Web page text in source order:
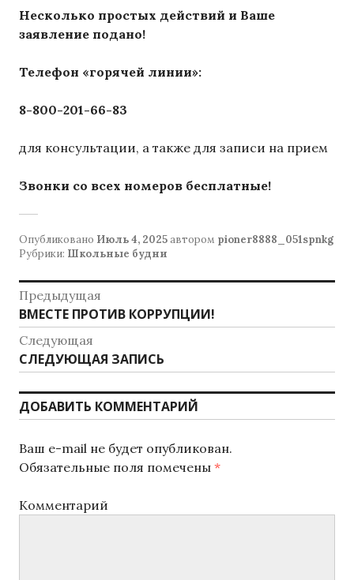
Несколько простых действий и Ваше
заявление подано!
Телефон «горячей линии»:
8-800-201-66-83
для консультации, а также для записи на прием
Звонки со всех номеров бесплатные!
Опубликовано Июль 4, 2025автором pioner8888_051spnkg
Рубрики: Школьные будни
Н
а
в
и
г
а
ц
и
я
Предыдущая
П
р
е
д
ы
д
щ
а
з
ВМЕСТЕ ПРОТИВ КОРРУПЦИИ!
Следующая
С
л
е
д
ю
щ
я
СЛЕДУЮЩАЯ ЗАПИСЬ
ДОБАВИТЬ КОММЕНТАРИЙ
Ваш e-mail не будет опубликован.
Обязательные поля помечены *
Комментарий